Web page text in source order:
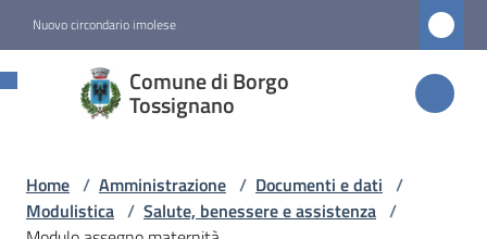
Nuovo circondario imolese
Comune di Borgo
Tossignano
Comune di
Borgo
Home / Amministrazione / Documenti e dati /
Modulistica / Salute, benessere e assistenza /